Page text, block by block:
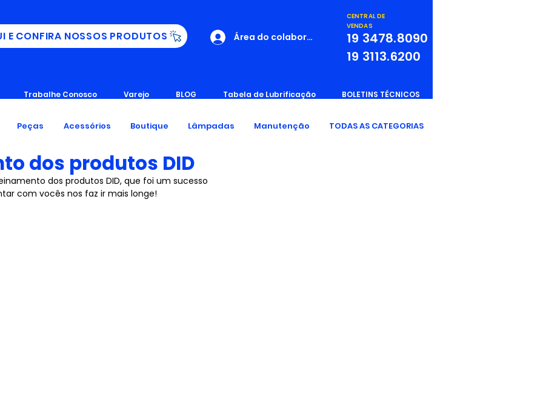
E CONFIRA NOSSOS PRODUTOS Área do colaborador
CENTRAL DE
VENDAS
19 3478.8090
19 3113.6200
Trabalhe Conosco Varejo BLOG Tabela de Lubrificação BOLETINS TÉCNICOS
Peças Acessórios Boutique Lâmpadas Manutenção TODAS AS CATEGORIAS
dos produtos DID
dos produtos DID, que foi um sucesso
com vocês nos faz ir mais longe!